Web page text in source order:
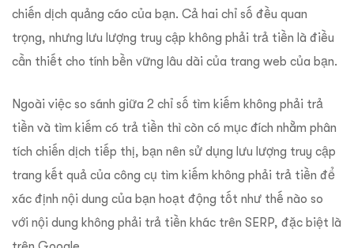
chiến dịch quảng cáo của bạn. Cả hai chỉ số đều quan
trọng, nhưng lưu lượng truy cập không phải trả tiền là điều
cần thiết cho tính bền vững lâu dài của trang web của bạn.
Ngoài việc so sánh giữa 2 chỉ số tìm kiếm không phải trả
tiền và tìm kiếm có trả tiền thì còn có mục đích nhằm phân
tích chiến dịch tiếp thị, bạn nên sử dụng lưu lượng truy cập
trang kết quả của công cụ tìm kiếm không phải trả tiền để
xác định nội dung của bạn hoạt động tốt như thế nào so
với nội dung không phải trả tiền khác trên SERP, đặc biệt là